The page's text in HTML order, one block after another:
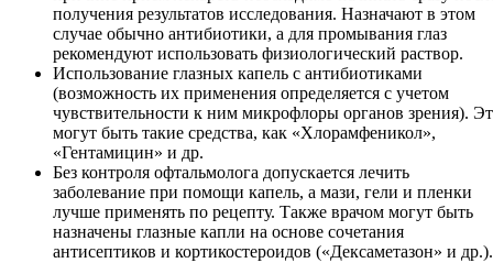
получения результатов исследования. Назначают в этом
случае обычно антибиотики, а для промывания глаз
рекомендуют использовать физиологический раствор.
Использование глазных капель с антибиотиками
(возможность их применения определяется с учетом
чувствительности к ним микрофлоры органов зрения).
могут быть такие средства, как «Хлорамфеникол»,
«Гентамицин» и др.
Без контроля офтальмолога допускается лечить
заболевание при помощи капель, а мази, гели и пленки
лучше применять по рецепту. Также врачом могут быть
назначены глазные капли на основе сочетания
антисептиков и кортикостероидов («Дексаметазон» и др.).